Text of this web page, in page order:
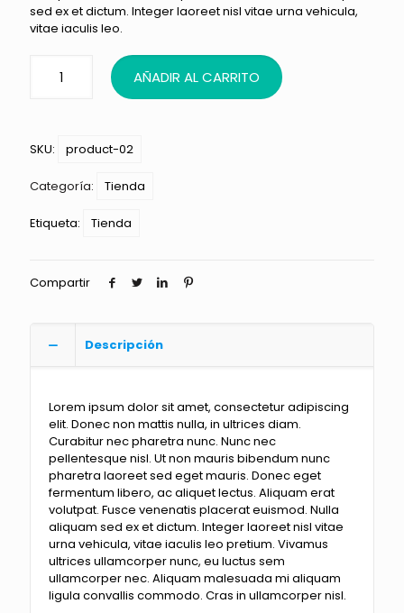
sed ex et dictum. Integer laoreet nisl vitae urna vehicula,
vitae iaculis leo.
AÑADIR AL CARRITO
SKU: product-02
Categoría: Tienda
Etiqueta: Tienda
Compartir
Descripción
Lorem ipsum dolor sit amet, consectetur adipiscing
elit. Donec non mattis nulla, in ultrices diam.
Curabitur nec pharetra nunc. Nunc nec
pellentesque nisl. Ut non mauris bibendum nunc
pharetra laoreet sed eget mauris. Donec eget
fermentum libero, ac aliquet lectus. Aliquam erat
volutpat. Fusce venenatis placerat euismod. Nulla
aliquam sed ex et dictum. Integer laoreet nisl vitae
urna vehicula, vitae iaculis leo pretium. Vivamus
ultrices ullamcorper nunc, eu luctus sem
ullamcorper nec. Aliquam malesuada mi aliquam
ligula convallis commodo. Cras in ullamcorper nisl.